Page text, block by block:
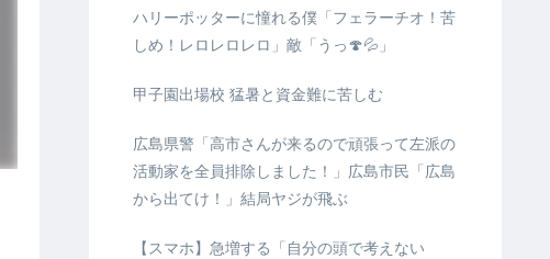
ハリーポッターに憧れる僕「フェラーチオ！苦
しめ！レロレロレロ」敵「うっ🍄💦」
甲子園出場校 猛暑と資金難に苦しむ
広島県警「高市さんが来るので頑張って左派の
活動家を全員排除しました！」広島市民「広島
から出てけ！」結局ヤジが飛ぶ
【スマホ】急増する「自分の頭で考えない